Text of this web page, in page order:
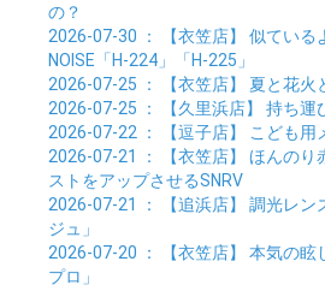
の？
2026-07-30 ： 【衣笠店】 似ている
NOISE「H-224」「H-225」
2026-07-25 ： 【衣笠店】 夏と花火
2026-07-25 ： 【久里浜店】 持ち運
2026-07-22 ： 【逗子店】
こども
2026-07-21
： 【衣笠店】 ほんのり
ストをアップさせるSNRV
2026-07-21
： 【追浜店】 調光レン
ジュ」
2026-07-20 ： 【衣笠店】 本気の眩
プロ」